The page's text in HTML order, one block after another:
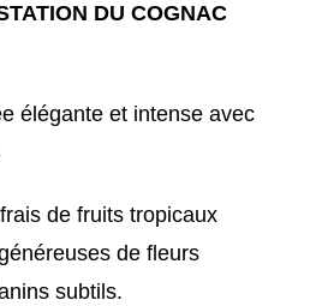
DU COGNAC
élégante et intense avec
de fruits tropicaux
de fleurs
subtils.